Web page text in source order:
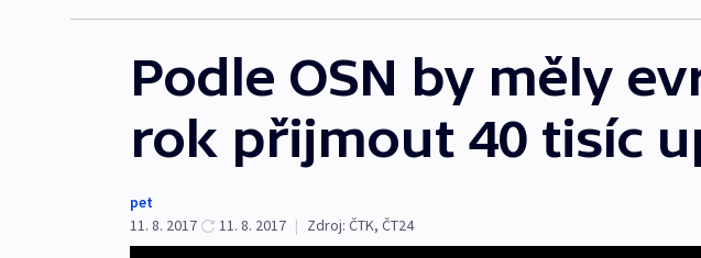
Podle OSN by měly
rok přijmout 40 tisíc
pet
11. 8. 2017
11. 8. 2017 | Zdroj: ČTK, ČT24